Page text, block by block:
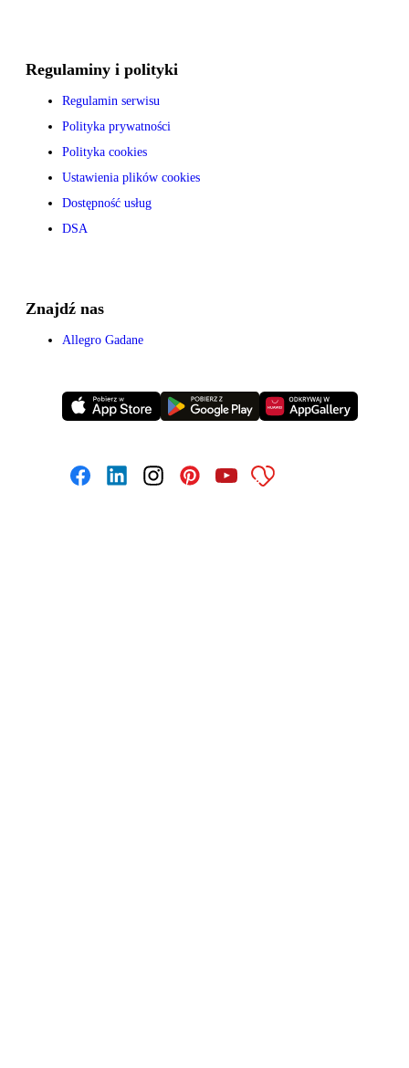
Regulaminy i polityki
Regulamin serwisu
Polityka prywatności
Polityka cookies
Ustawienia plików cookies
Dostępność usług
DSA
Znajdź nas
Allegro Gadane